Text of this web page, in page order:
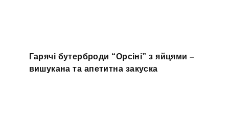
Гарячі бутерброди “Орсіні” з яйцями –
вишукана та апетитна закуска